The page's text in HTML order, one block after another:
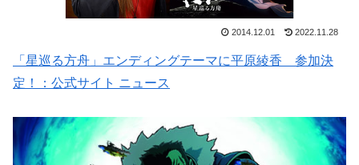
2014.12.01 2022.11.28
「星巡る方舟」エンディングテーマに平原綾香 参加決
定！：公式サイト ニュース